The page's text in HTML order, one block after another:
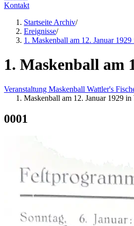
Kontakt
Startseite Archiv/
Ereignisse/
1. Maskenball am 12. Januar
1. Maskenball am
Veranstaltung Maskenball Wattler's
Maskenball am 12. Januar 1929 in
0001